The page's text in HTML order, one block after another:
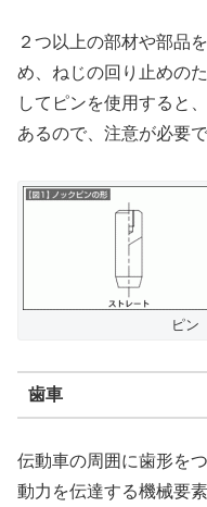
２つ以上の部材や部品
め、ねじの回り止めの
してピンを使用すると
あるので、注意が必要で
ピン
歯車
伝動車の周囲に歯形を
動力を伝達する機械要